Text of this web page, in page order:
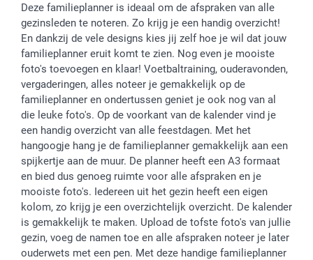
Cookiebeleid
Reviews
Prijslijst
Investor Relations
smartfriends
service@smartphoto.nl
Affiliate partnerprogramma
Partnerships
Influencer partnerprogramma
Vaderdag
Huwelijk
Deze familieplanner is ideaal om de afspraken van alle
gezinsleden te noteren. Zo krijg je een handig overzicht!
En dankzij de vele designs kies jij zelf hoe je wil dat jouw
familieplanner eruit komt te zien. Nog even je mooiste
foto's toevoegen en klaar! Voetbaltraining, ouderavonden,
vergaderingen, alles noteer je gemakkelijk op de
familieplanner en ondertussen geniet je ook nog van al
die leuke foto's. Op de voorkant van de kalender vind je
een handig overzicht van alle feestdagen. Met het
hangoogje hang je de familieplanner gemakkelijk aan een
spijkertje aan de muur. De planner heeft een A3 formaat
en bied dus genoeg ruimte voor alle afspraken en je
mooiste foto's. Iedereen uit het gezin heeft een eigen
kolom, zo krijg je een overzichtelijk overzicht. De kalender
is gemakkelijk te maken. Upload de tofste foto's van jullie
gezin, voeg de namen toe en alle afspraken noteer je later
ouderwets met een pen. Met deze handige familieplanner